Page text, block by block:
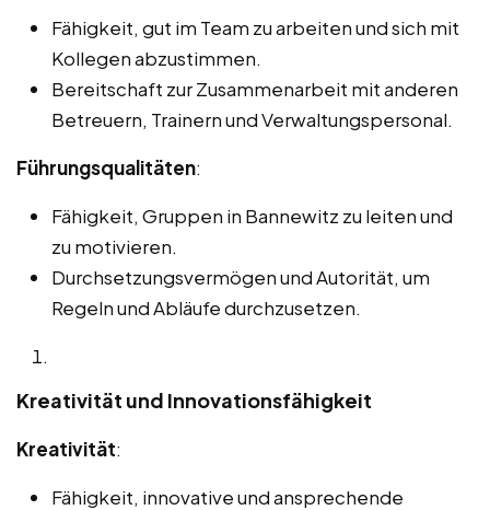
Fähigkeit, gut im Team zu arbeiten und sich mit
Kollegen abzustimmen.
Bereitschaft zur Zusammenarbeit mit anderen
Betreuern, Trainern und Verwaltungspersonal.
Führungsqualitäten:
Fähigkeit, Gruppen in Bannewitz zu leiten und
zu motivieren.
Durchsetzungsvermögen und Autorität, um
Regeln und Abläufe durchzusetzen.
Kreativität und Innovationsfähigkeit
Kreativität:
Fähigkeit, innovative und ansprechende